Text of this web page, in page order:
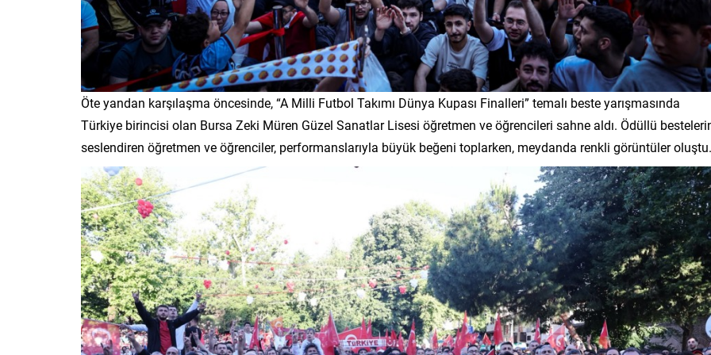
Öte yandan karşılaşma öncesinde, “A Milli Futbol Takımı Dünya Kupası Finalleri” temalı beste yarışmasında
Türkiye birincisi olan Bursa Zeki Müren Güzel Sanatlar Lisesi öğretmen ve öğrencileri sahne aldı. Ödüllü
seslendiren öğretmen ve öğrenciler, performanslarıyla büyük beğeni toplarken, meydanda renkli görüntüler oluştu.